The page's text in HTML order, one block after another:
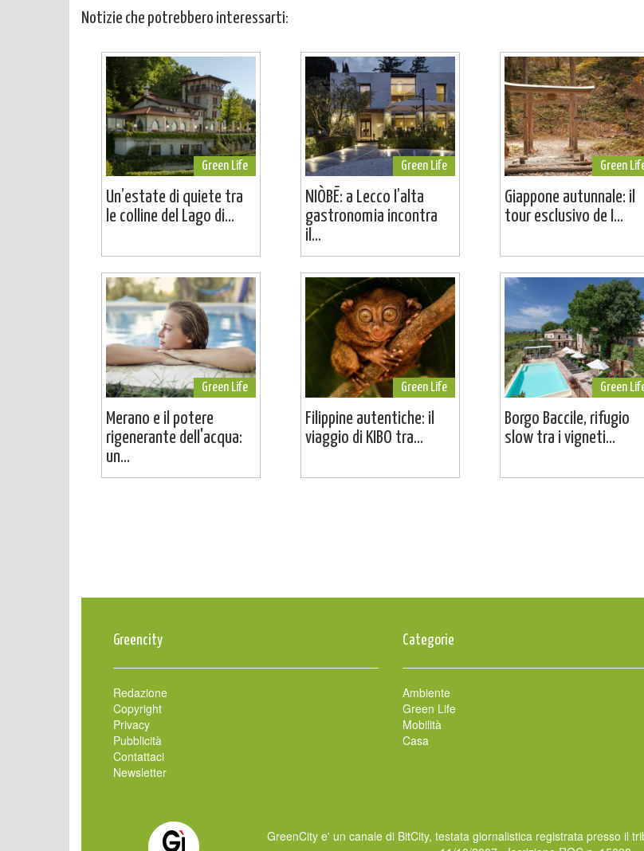
Notizie che potrebbero interessarti:
Green Life
Un’estate di quiete tra
le colline del Lago di...
Green Life
NIÒBĒ: a Lecco l’alta
gastronomia incontra
il...
Green
Giappone autunnale: il
tour esclusivo de I...
Green Life
Merano e il potere
rigenerante dell'acqua:
un...
Green Life
Filippine autentiche: il
viaggio di KIBO tra...
Green
Borgo Baccile, rifugio
slow tra i vigneti...
Greencity
Redazione
Copyright
Privacy
Pubblicità
Contattaci
Newsletter
Categorie
Ambiente
Green Life
Mobilità
Casa
GreenCity e' un canale di BitCity, testata giornalistica registrata presso il